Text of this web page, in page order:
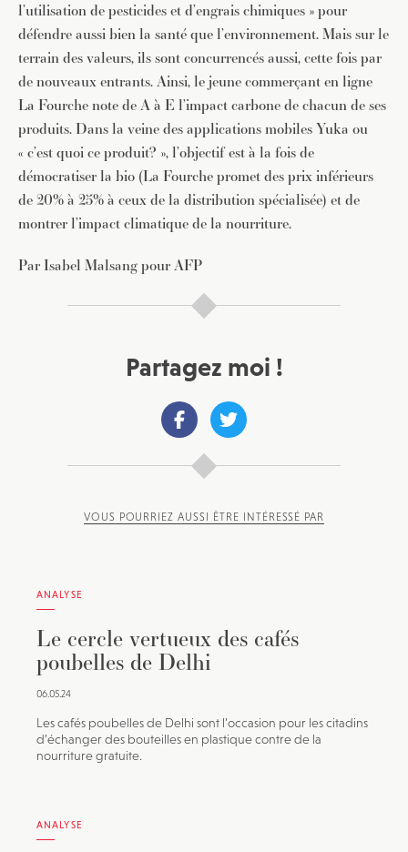
l’utilisation de pesticides et d’engrais chimiques » pour
défendre aussi bien la santé que l’environnement. Mais sur le
terrain des valeurs, ils sont concurrencés aussi, cette fois par
de nouveaux entrants. Ainsi, le jeune commerçant en ligne
La Fourche note de A à E l’impact carbone de chacun de ses
produits. Dans la veine des applications mobiles Yuka ou
« c’est quoi ce produit? », l’objectif est à la fois de
démocratiser la bio (La Fourche promet des prix inférieurs
de 20% à 25% à ceux de la distribution spécialisée) et de
montrer l’impact climatique de la nourriture.
Par Isabel Malsang pour AFP
Partagez moi !
VOUS POURRIEZ AUSSI ÊTRE INTÉRESSÉ PAR
ANALYSE
Le cercle vertueux des cafés
poubelles de Delhi
06.05.24
Les cafés poubelles de Delhi sont l’occasion pour les citadins
d’échanger des bouteilles en plastique contre de la
nourriture gratuite.
ANALYSE
JE M'INSCRIS À LA NEWSLETTER
Pour recevoir toutes les deux semaines notre lettre
d’info avec une sélection d’articles …